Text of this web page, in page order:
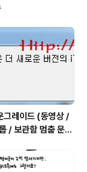
레이드 (동영상 /
/ 보관함 멈춤 문제